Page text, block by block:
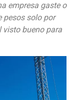
empresa gaste o
pesos solo por
visto bueno para